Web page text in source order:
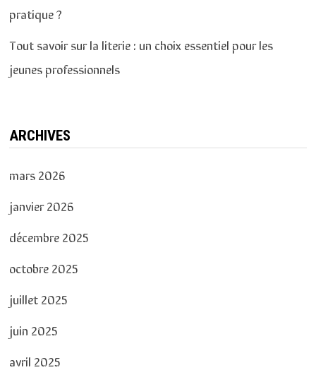
pratique ?
Tout savoir sur la literie : un choix essentiel pour les
jeunes professionnels
ARCHIVES
mars 2026
janvier 2026
décembre 2025
octobre 2025
juillet 2025
juin 2025
avril 2025